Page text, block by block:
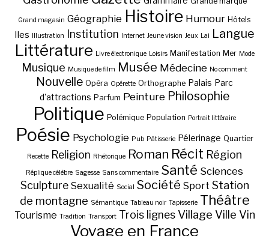
Grand magasin Géographie Histoire Humour Hôtels
Iles Illustration Institution Internet Jeune vision Jeux Lai Langue
Littérature Livre électronique Loisirs Manifestation Mer Mode
Musique Musique de film Musée Médecine No comment
Nouvelle Opéra Opérette Orthographe Palais Parc
d'attractions Parfum Peinture Philosophie
Politique Polémique Population Portrait littéraire
Poésie Psychologie Pub Pâtisserie Pélerinage Quartier
Recette Religion Rhétorique Roman Récit Région
Réplique célèbre Sagesse Sans commentaire Santé Sciences
Sculpture Sexualité Social Société Sport Station
de montagne Sémantique Tableau noir Tapisserie Théâtre
Tourisme Tradition Transport Trois lignes Village Ville Vin
Voyage en France